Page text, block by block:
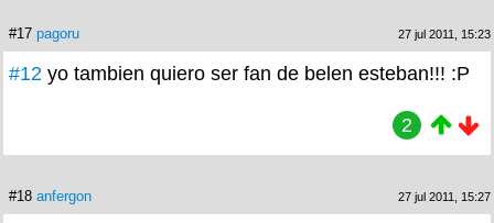
#17 pagoru 27 jul 2011, 15:23
#12 yo tambien quiero ser fan de belen esteban!!! :P
2
#18 anfergon 27 jul 2011, 15:27